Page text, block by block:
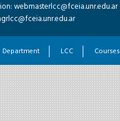
webmasterlcc@fceia.unr.edu.ar
Department LCC Courses